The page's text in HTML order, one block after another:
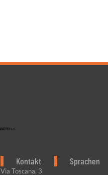
Kontakt
Via Toscana, 3
Sprachen